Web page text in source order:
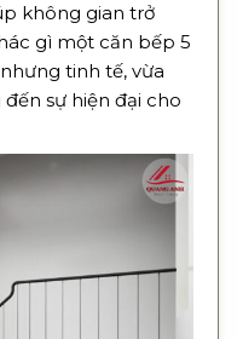
không gian trở
gì một căn bếp 5
tinh tế, vừa
sự hiện đại cho